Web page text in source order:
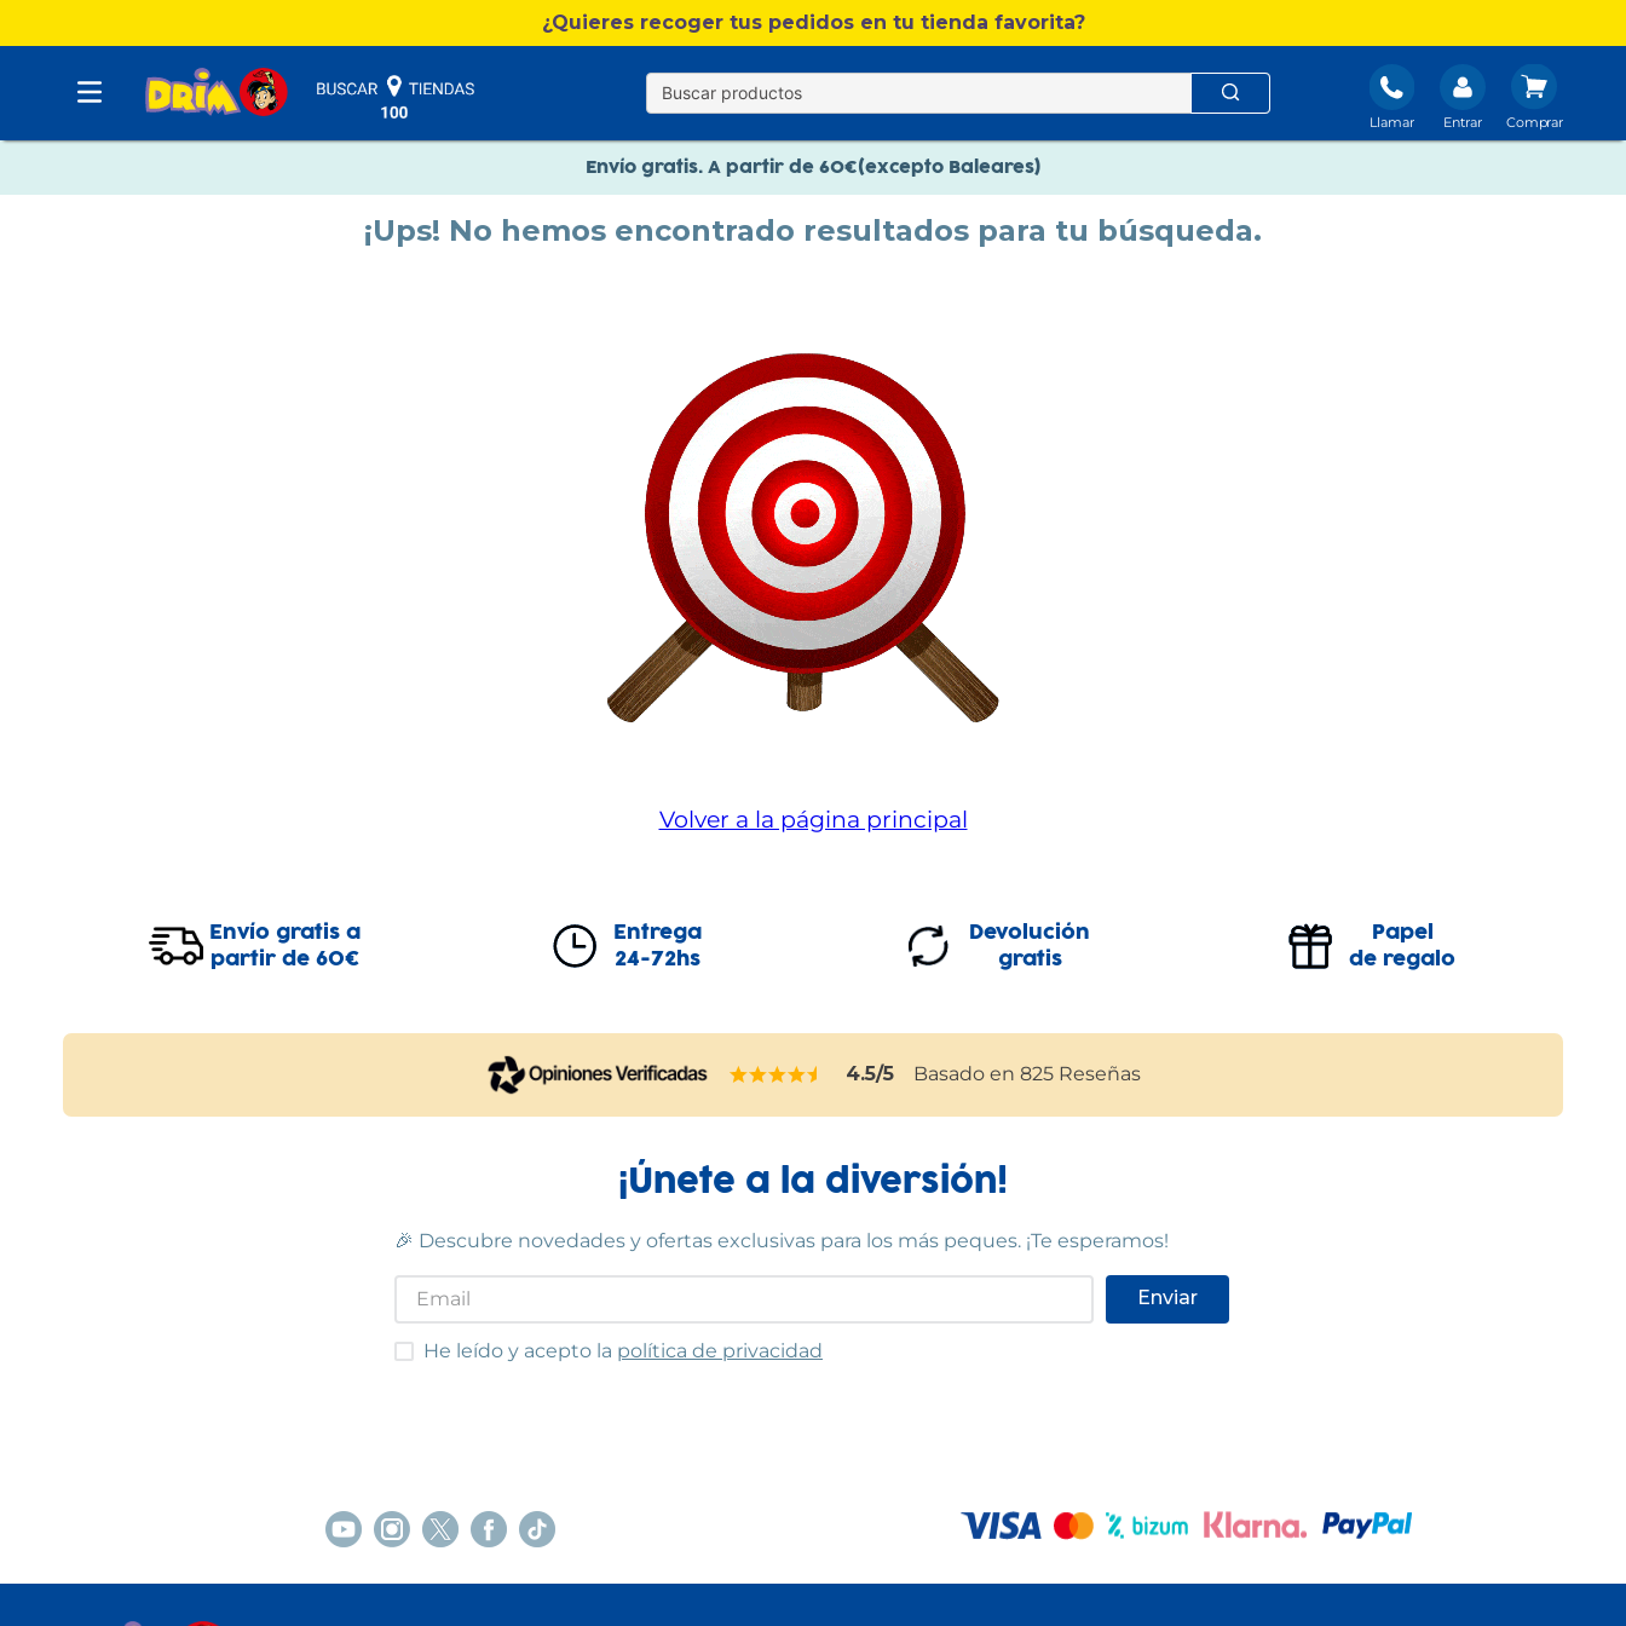
¿Quieres recoger tus pedidos en tu tienda favorita?
Llamar Entrar
Nuevo catálogo Verano
Envío gratis. A partir de 60€(excepto Baleares)
¡Ups! No hemos encontrado resultados para tu búsqueda.
Volver a la página principal
Envío gratis a
partir de 60€
Entrega
24-72hs
Devolución
gratis
Papel
de regalo
4.5/5 Basado en 825 Reseñas
¡Únete a la diversión!
🎉 Descubre novedades y ofertas exclusivas para los más peques. ¡Te esperamos!
Enviar
He leído y acepto las condiciones
He leído y acepto la política de privacidad